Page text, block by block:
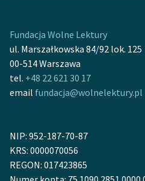
Fundacja Wolne Lektury
ul. Marszałkowska 84/92 lok. 125
00-514 Warszawa
tel. +48 22 621 30 17
email fundacja@wolnelektury.pl
NIP: 952-187-70-87
KRS: 0000070056
REGON: 017423865